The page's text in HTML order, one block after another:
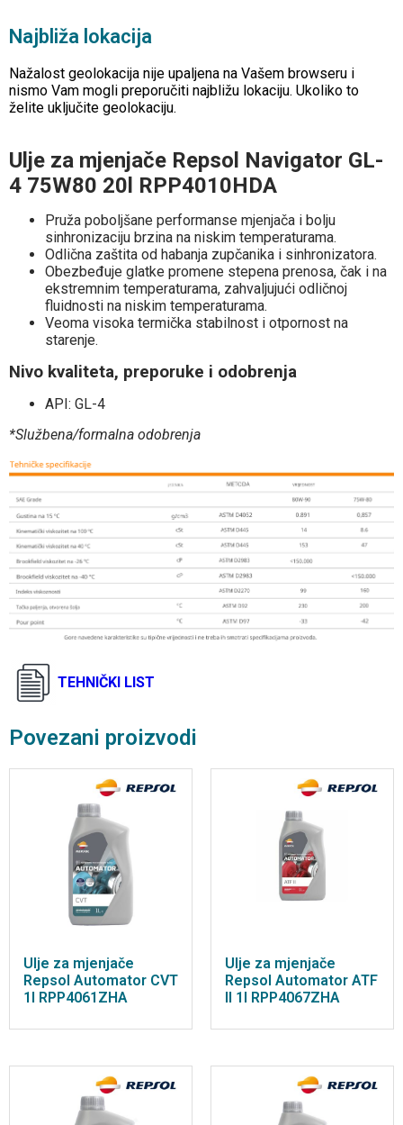
Najbliža lokacija
Nažalost geolokacija nije upaljena na Vašem browseru i
nismo Vam mogli preporučiti najbližu lokaciju. Ukoliko to
želite uključite geolokaciju.
Ulje za mjenjače Repsol Navigator GL-
4 75W80 20l RPP4010HDA
Pruža poboljšane performanse mjenjača i bolju
sinhronizaciju brzina na niskim temperaturama.
Odlična zaštita od habanja zupčanika i sinhronizatora.
Obezbeđuje glatke promene stepena prenosa, čak i na
ekstremnim temperaturama, zahvaljujući odličnoj
fluidnosti na niskim temperaturama.
Veoma visoka termička stabilnost i otpornost na
starenje.
Nivo kvaliteta, preporuke i odobrenja
API: GL-4
*Službena/formalna odobrenja
TEHNIČKI LIST
Povezani proizvodi
Ulje za mjenjače
Repsol Automator CVT
1l RPP4061ZHA
Ulje za mjenjače
Repsol Automator ATF
II 1l RPP4067ZHA